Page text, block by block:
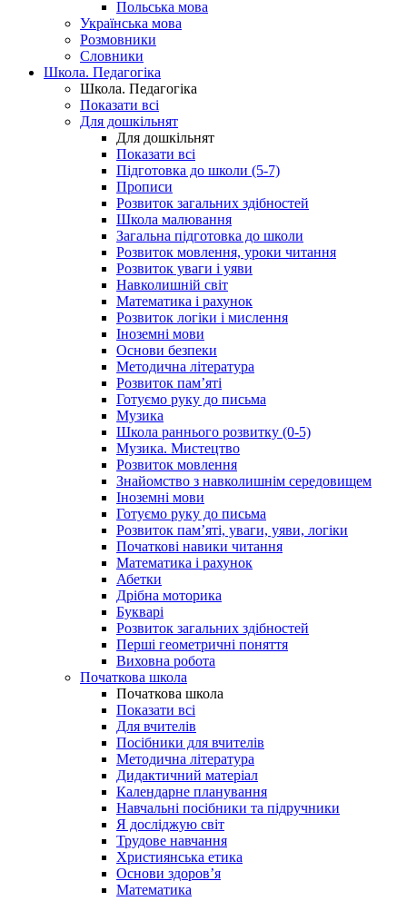
Польська мова
Українська мова
Розмовники
Словники
Школа. Педагогіка
Школа. Педагогіка
Показати всі
Для дошкільнят
Для дошкільнят
Показати всі
Підготовка до школи (5-7)
Прописи
Розвиток загальних здібностей
Школа малювання
Загальна підготовка до школи
Розвиток мовлення, уроки читання
Розвиток уваги і уяви
Навколишній світ
Математика і рахунок
Розвиток логіки і мислення
Іноземні мови
Основи безпеки
Методична література
Розвиток пам’яті
Готуємо руку до письма
Музика
Школа раннього розвитку (0-5)
Музика. Мистецтво
Розвиток мовлення
Знайомство з навколишнім середовищем
Іноземні мови
Готуємо руку до письма
Розвиток пам’яті, уваги, уяви, логіки
Початкові навики читання
Математика і рахунок
Абетки
Дрібна моторика
Букварі
Розвиток загальних здібностей
Перші геометричні поняття
Виховна робота
Початкова школа
Початкова школа
Показати всі
Для вчителів
Посібники для вчителів
Методична література
Дидактичний матеріал
Календарне планування
Навчальні посібники та підручники
Я досліджую світ
Трудове навчання
Християнська етика
Основи здоров’я
Математика